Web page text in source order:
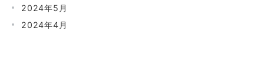
2024年5月
2024年4月